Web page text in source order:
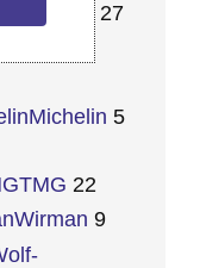
27
Michelin 5
TMG 22
Wirman 9